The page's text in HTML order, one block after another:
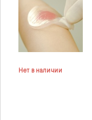
Нет в наличии